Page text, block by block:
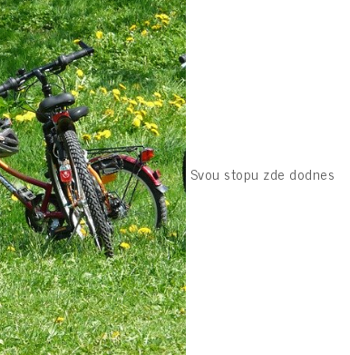
Svou stopu zde dodnes